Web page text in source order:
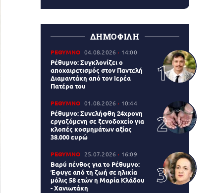
ΔΗΜΟΦΙΛΗ
ΡΕΘΥΜΝΟ 04.08.2026 14:00
Ρέθυμνο: Συγκλονίζει ο
αποχαιρετισμός στον Παντελή
Διαμαντάκη από τον Ιερέα
Πατέρα του
ΡΕΘΥΜΝΟ 01.08.2026 10:44
Ρέθυμνο: Συνελήφθη 24χρονη
εργαζόμενη σε ξενοδοχείο για
κλοπές κοσμημάτων αξίας
38.000 ευρώ
ΡΕΘΥΜΝΟ 25.07.2026 16:09
Βαρύ πένθος για το Ρέθυμνο:
Έφυγε από τη ζωή σε ηλικία
μόλις 58 ετών η Μαρία Κλάδου
- Χανιωτάκη